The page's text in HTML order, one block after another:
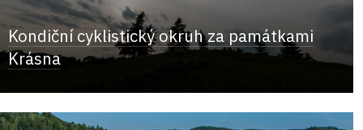
Kondiční cyklistický okruh za památkami
Krásna